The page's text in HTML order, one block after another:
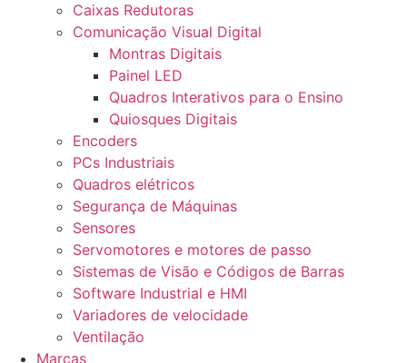
Caixas Redutoras
Comunicação Visual Digital
Montras Digitais
Painel LED
Quadros Interativos para o Ensino
Quiosques Digitais
Encoders
PCs Industriais
Quadros elétricos
Segurança de Máquinas
Sensores
Servomotores e motores de passo
Sistemas de Visão e Códigos de Barras
Software Industrial e HMI
Variadores de velocidade
Ventilação
Marcas